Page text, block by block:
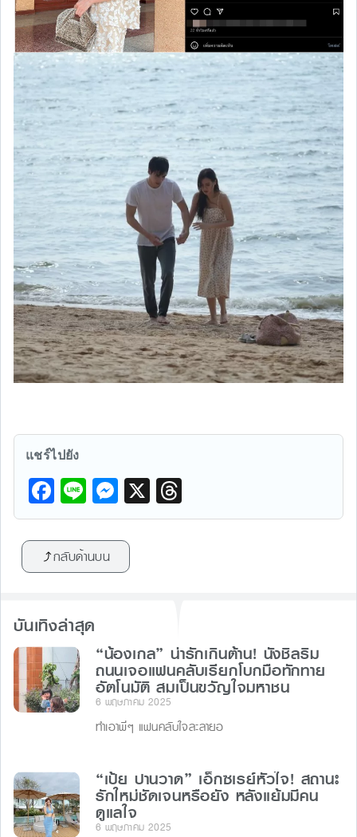
แชร์ไปยัง
F
a
c
e
o
o
k
Li
n
e
M
e
s
s
g
er
X
hr
กลับด้านบน
บันเทิงล่าสุด
“น้องเกล” น่ารักเกินต้าน! นั่งชิลริม
ถนนเจอแฟนคลับเรียกโบกมือทักทาย
อัตโนมัติ สมเป็นขวัญใจมหาชน
6 พฤษภาคม 2025
ทำเอาพี่ๆ แฟนคลับใจละลายอ
“เป้ย ปานวาด” เอ็กซเรย์หัวใจ! สถานะ
รักใหม่ชัดเจนหรือยัง หลังแย้มมีคน
ดูแลใจ
6 พฤษภาคม 2025